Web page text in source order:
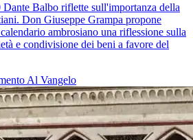
Balbo riflette sull'importanza della
Don Giuseppe Grampa propone
ambrosiano una riflessione sulla
e condivisione dei beni a favore del
Al Vangelo